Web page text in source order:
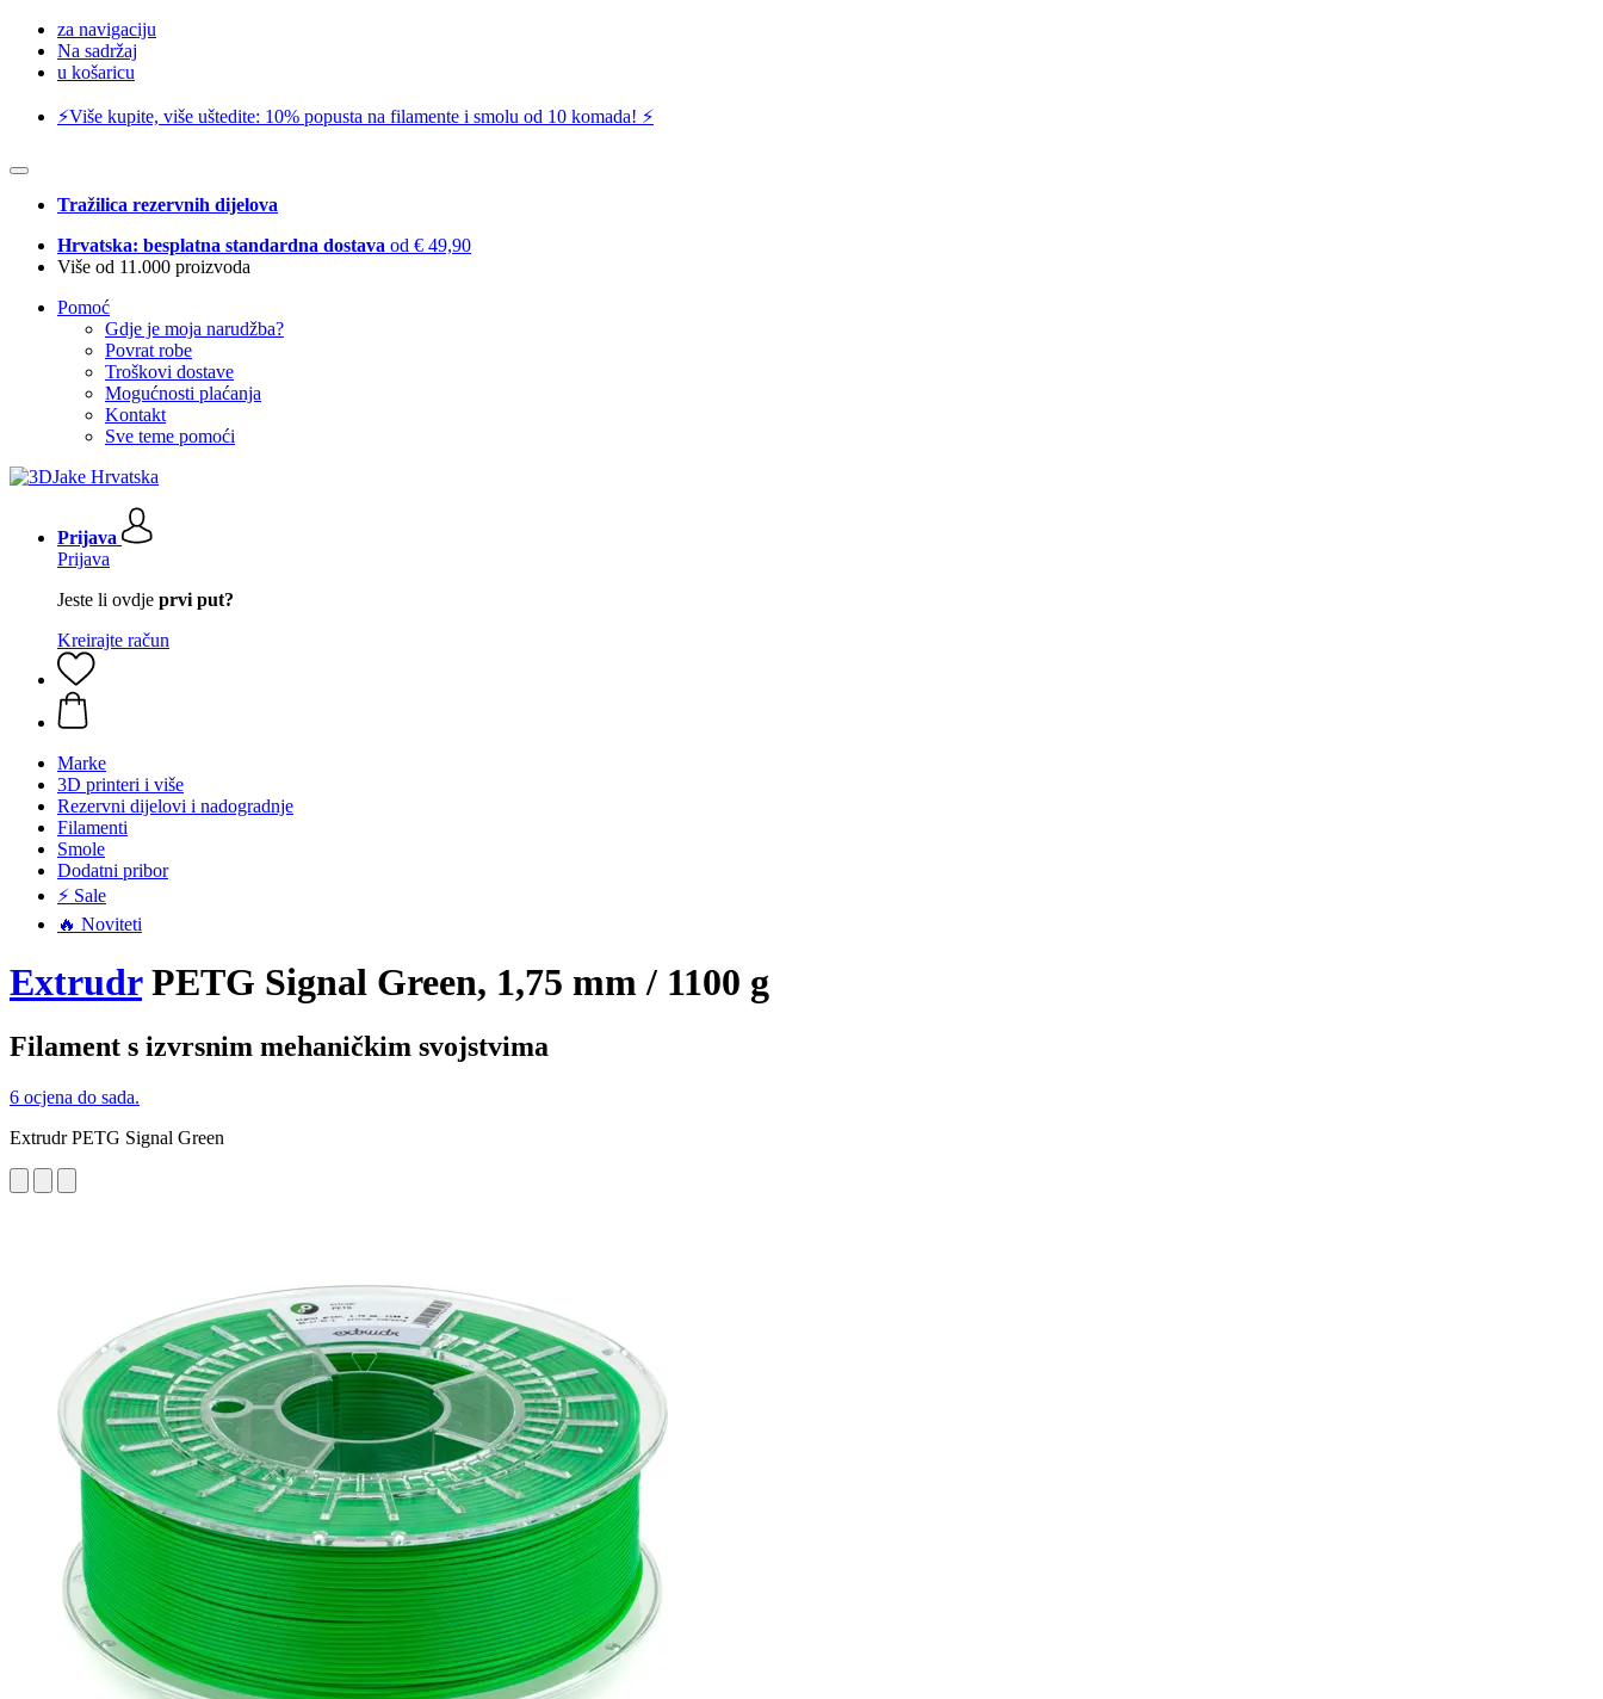
za navigaciju
Na sadržaj
u košaricu
⚡️Više kupite, više uštedite: 10% popusta na filamente i smolu od 10 komada! ⚡️
Tražilica rezervnih dijelova
Hrvatska: besplatna standardna dostava od € 49,90
Više od 11.000 proizvoda
Pomoć
Gdje je moja narudžba?
Povrat robe
Troškovi dostave
Mogućnosti plaćanja
Kontakt
Sve teme pomoći
Prijava
Prijava
Jeste li ovdje prvi put?
Kreirajte račun
Marke
3D printeri i više
Rezervni dijelovi i nadogradnje
Filamenti
Smole
Dodatni pribor
⚡ Sale
🔥 Noviteti
ExtrudrPETG Signal Green, 1,75 mm / 1100 g
Filament s izvrsnim mehaničkim svojstvima
6 ocjena do sada.
Extrudr PETG Signal Green